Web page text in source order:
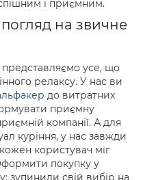
і приємним.
на звичне
усе, що
релаксу. У нас ви
до витратних
приємну
компанії. А для
куріння, у нас завжди
користувач міг
покупку у
зупинили свій вибір на